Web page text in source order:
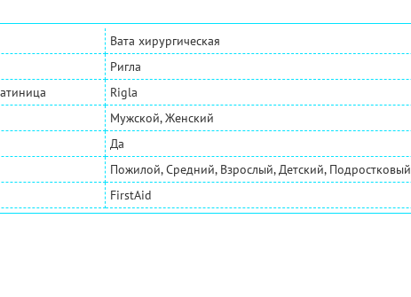
Вата хирургическая
Ригла
Rigla
Мужской, Женский
Да
Пожилой, Средний, Взрослый, Детский, Подростковый
FirstAid